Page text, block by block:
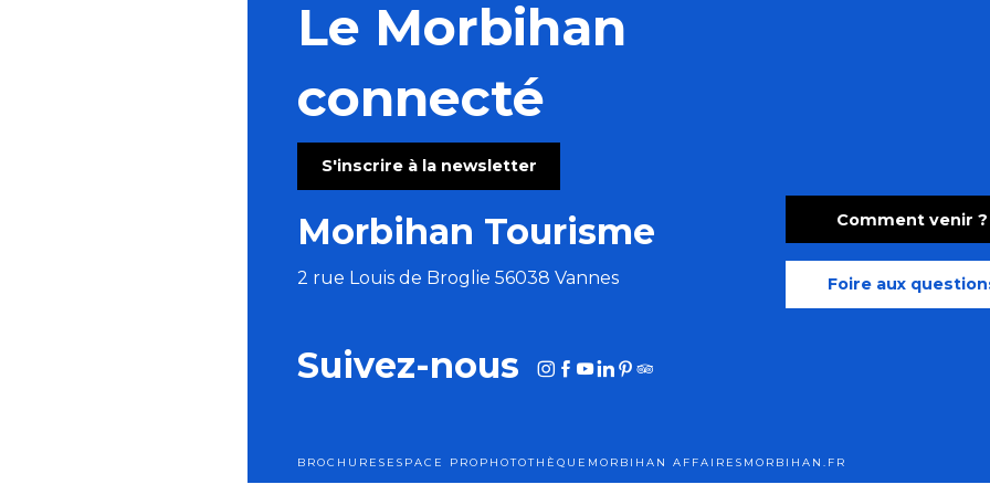
Le Morbihan
connecté
S'inscrire à la newsletter
Morbihan Tourisme
2 rue Louis de Broglie 56038 Vannes
Comment venir ?
Foire aux
Suivez-nous
BROCHURES ESPACE PRO PHOTOTHÈQUE MORBIHAN AFFAIRES MORBIHAN.FR